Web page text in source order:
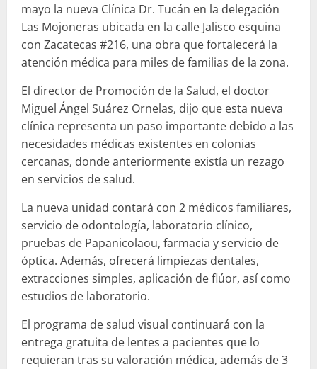
mayo la nueva Clínica Dr. Tucán en la delegación
Las Mojoneras ubicada en la calle Jalisco esquina
con Zacatecas #216, una obra que fortalecerá la
atención médica para miles de familias de la zona.
El director de Promoción de la Salud, el doctor
Miguel Ángel Suárez Ornelas, dijo que esta nueva
clínica representa un paso importante debido a las
necesidades médicas existentes en colonias
cercanas, donde anteriormente existía un rezago
en servicios de salud.
La nueva unidad contará con 2 médicos familiares,
servicio de odontología, laboratorio clínico,
pruebas de Papanicolaou, farmacia y servicio de
óptica. Además, ofrecerá limpiezas dentales,
extracciones simples, aplicación de flúor, así como
estudios de laboratorio.
El programa de salud visual continuará con la
entrega gratuita de lentes a pacientes que lo
requieran tras su valoración médica, además de 3